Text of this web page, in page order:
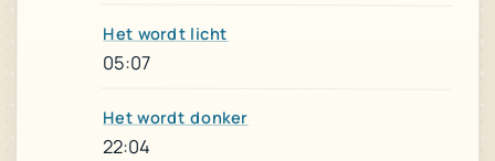
Het wordt licht
05:07
Het wordt donker
22:04